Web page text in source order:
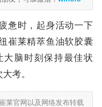
惫时，起身活动一下
崔莱精萃鱼油软胶囊
脑时刻保持最佳状
考。
莱官网以及网络发布转载